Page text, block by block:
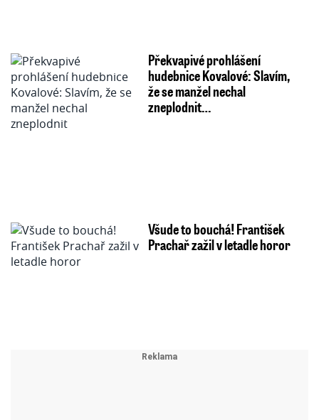
Překvapivé prohlášení
hudebnice Kovalové: Slavím,
že se manžel nechal
zneplodnit…
Všude to bouchá! František
Prachař zažil v letadle horor